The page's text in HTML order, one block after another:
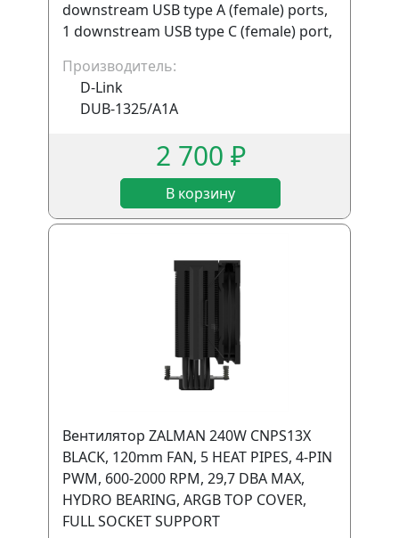
downstream USB type A (female) ports,
1 downstream USB type C (female) port,
Производитель:
D-Link
DUB-1325/A1A
2 700 ₽
В корзину
Вентилятор ZALMAN 240W CNPS13X
BLACK, 120mm FAN, 5 HEAT PIPES, 4-PIN
PWM, 600-2000 RPM, 29,7 DBA MAX,
HYDRO BEARING, ARGB TOP COVER,
FULL SOCKET SUPPORT